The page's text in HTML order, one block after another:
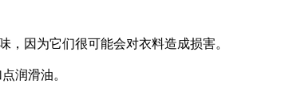
因为它们很可能会对衣料造成损害。
润滑油。